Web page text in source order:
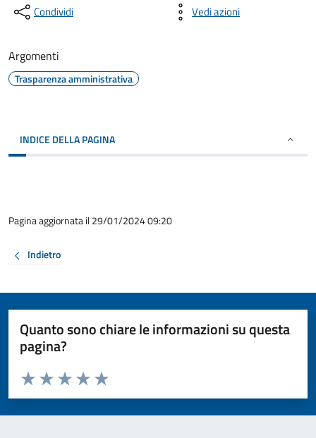
Condividi Vedi azioni
Argomenti
Trasparenza amministrativa
INDICE DELLA PAGINA
Pagina aggiornata il 29/01/2024 09:20
Indietro
Quanto sono chiare le informazioni su questa
pagina?
Valuta da 1 a 5 stelle la pagina
Valuta 5 stelle su 5
Valuta 4 stelle su 5
Valuta 3 stelle su 5
Valuta 2 stelle su 5
Valuta 1 stelle su 5